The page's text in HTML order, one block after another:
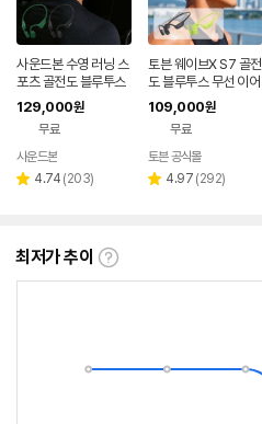
사운드본 수영 러닝 스
포츠 골전도 블루투스
오픈형 무선 이어폰 R
S01 런소닉
129,000원
무료
사운드본
별 4.74 리
(203)
토븐 웨이브X S7 골전
도 블루투스 무선 이어
폰 MP3 러닝 수영 자
전거 운동 스포츠 방수
109,000원
무료
토븐 공식몰
별 4.97 리
(292)
최저가 추이
최
란?